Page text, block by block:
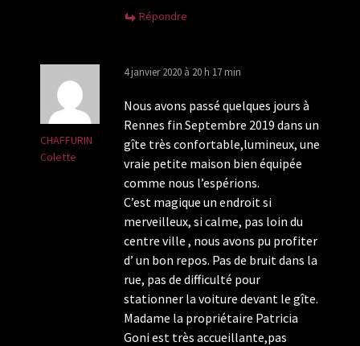
Répondre
CHAFFURIN
Colette
4 janvier 2020 à 20 h 17 min
Nous avons passé quelques jours à
Rennes fin Septembre 2019 dans un
gîte très confortable,lumineux, une
vraie petite maison bien équipée
comme nous l’espérions.
C’est magique un endroit si
merveilleux, si calme, pas loin du
centre ville , nous avons pu profiter
d’ un bon repos. Pas de bruit dans la
rue, pas de difficulté pour
stationner la voiture devant le gîte.
Madame la propriétaire Patricia
Goni est très accueillante,pas